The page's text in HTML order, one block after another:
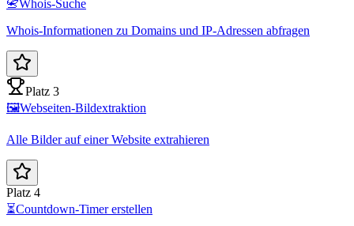
📇Whois-Suche
Whois-Informationen zu Domains und IP-Adressen abfragen
Platz 3
🖼️Webseiten-Bildextraktion
Alle Bilder auf einer Website extrahieren
Platz 4
⏳Countdown-Timer erstellen